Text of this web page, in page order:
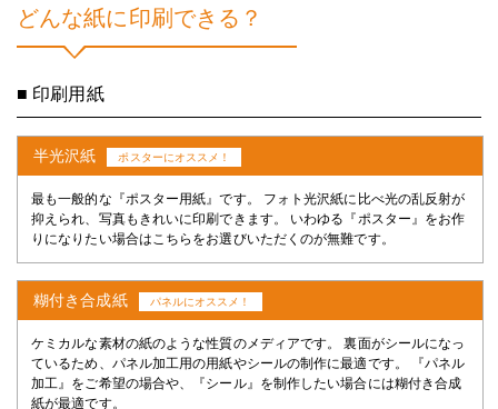
どんな紙に印刷できる？
■ 印刷用紙
半光沢紙 ポスターにオススメ！
最も一般的な『ポスター用紙』です。 フォト光沢紙に比べ光の乱反射が
抑えられ、写真もきれいに印刷できます。 いわゆる『ポスター』をお作
りになりたい場合はこちらをお選びいただくのが無難です。
糊付き合成紙 パネルにオススメ！
ケミカルな素材の紙のような性質のメディアです。 裏面がシールになっ
ているため、パネル加工用の用紙やシールの制作に最適です。 『パネル
加工』をご希望の場合や、『シール』を制作したい場合には糊付き合成
紙が最適です。